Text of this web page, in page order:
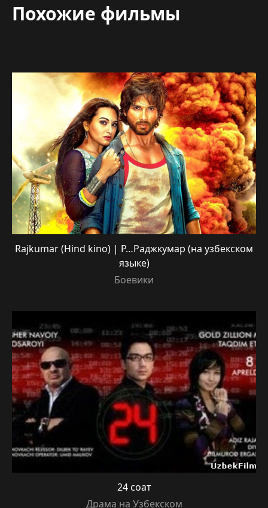
Похожие фильмы
Rajkumar (Hind kino) | Р…Раджкумар (на узбекском
языке)
Боевики
24 соат
Драма на Узбекском